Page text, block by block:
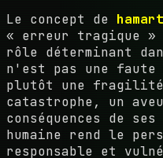
Le concept de
« erreur tragique »
rôle déterminant
n'est pas une faute
plutôt une
catastrophe, un
conséquences de
humaine rend le
responsable et